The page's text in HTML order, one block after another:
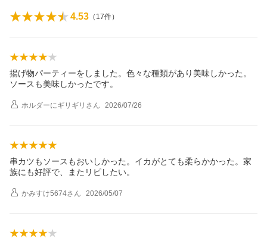
4.53 （ 17件）
揚げ物パーティーをしました。色々な種類があり美味しかった。
ソースも美味しかったです。
ホルダーにギリギリ さん 2026/07/26
串カツもソースもおいしかった。イカがとても柔らかかった。家
族にも好評で、またリピしたい。
かみすけ5674さん 2026/05/07